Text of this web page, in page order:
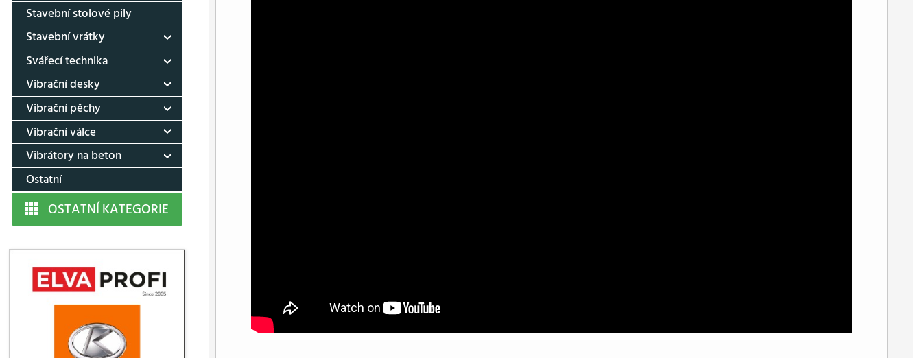
Stavební stolové pily
Stavební vrátky
Svářecí technika
Vibrační desky
Vibrační pěchy
Vibrační válce
Vibrátory na beton
Ostatní
OSTATNÍ KATEGORIE